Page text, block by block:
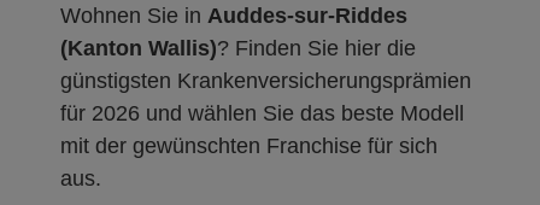
Wohnen Sie in Auddes-sur-Riddes
(Kanton Wallis)? Finden Sie hier die
günstigsten Krankenversicherungsprämien
für 2026 und wählen Sie das beste Modell
mit der gewünschten Franchise für sich
aus.